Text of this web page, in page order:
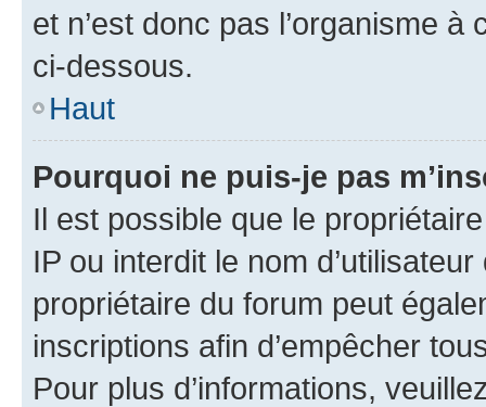
et n’est donc pas l’organisme
ci-dessous.
Haut
Pourquoi ne puis-je pas
Il est possible que le
IP ou interdit le nom
propriétaire du forum peut
inscriptions afin d’empêcher
Pour plus d’informations,